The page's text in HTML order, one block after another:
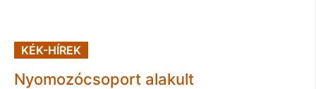
KÉK-HÍREK
Nyomozócsoport alakult